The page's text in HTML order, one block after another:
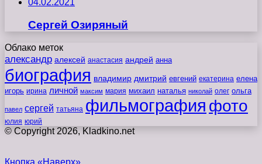
04.02.2021
Сергей Озиряный
Облако меток
александр алексей анастасия андрей анна
биография владимир дмитрий евгений екатерина елена
игорь ирина личной максим мария михаил наталья николай олег ольга
павел сергей татьяна фильмография фото
юлия юрий
© Copyright 2026, Kladkino.net
Кнопка «Наверх»